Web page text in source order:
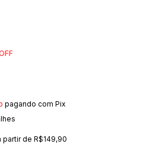
pagando com Pix
partir de R$149,90